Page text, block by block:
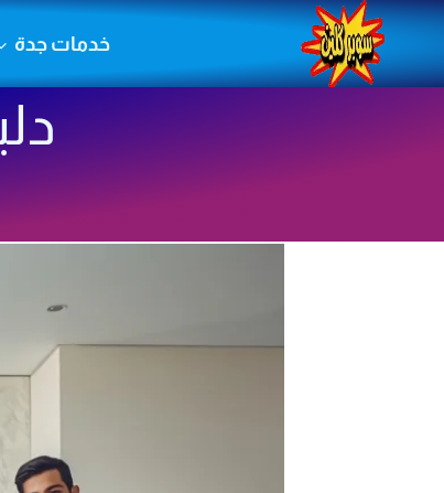
التجاوز
المحتوى
خدمات جدة